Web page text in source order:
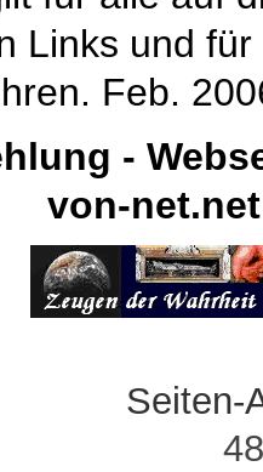
Links und
Feb.
-
von-net.net
Seiten-